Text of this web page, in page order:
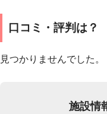
口コミ・評判は？
見つかりませんでした。
施設情